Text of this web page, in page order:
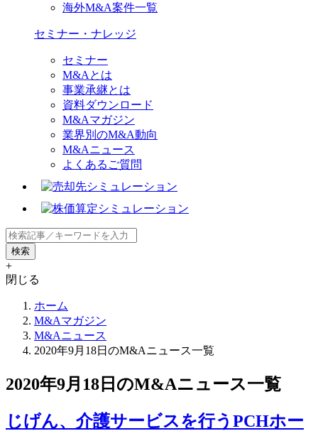
海外M&A案件一覧
セミナー・ナレッジ
セミナー
M&Aとは
事業承継とは
資料ダウンロード
M&Aマガジン
業界別のM&A動向
M&Aニュース
よくあるご質問
+
閉じる
ホーム
M&Aマガジン
M&Aニュース
2020年9月18日のM&Aニュース一覧
2020年9月18日のM&Aニュース一覧
じげん、介護サービスを行うPCHホー